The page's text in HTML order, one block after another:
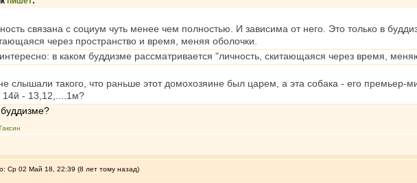
связана с социум чуть менее чем полностью. И зависима от него. Это только в
через пространство и время, меняя оболочки.
в каком буддизме рассматривается "личность, скитающаяся через время,
слышали такого, что раньше этот домохозяине был царем, а эта собака - его
- 13,12,....1м?
Ср 02 Май 18, 22:39 (8 лет тому назад)